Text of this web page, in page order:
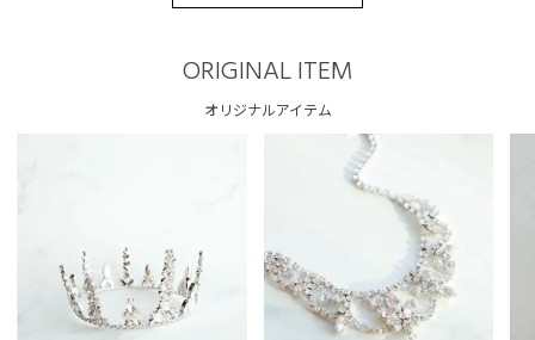
ORIGINAL ITEM
オリジナルアイテム